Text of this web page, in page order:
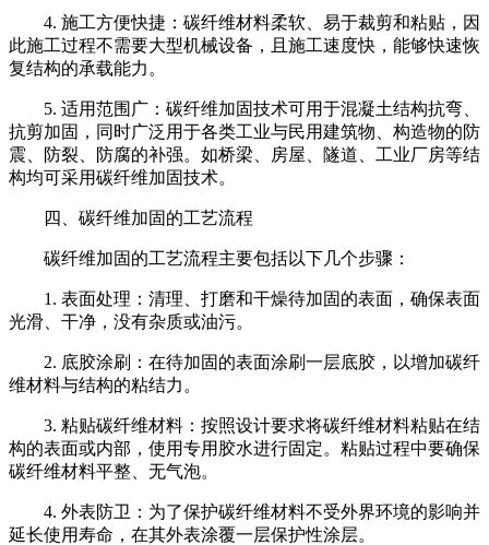
4. 施工方便快捷：碳纤维材料柔软、易于裁剪和粘贴，因
此施工过程不需要大型机械设备，且施工速度快，能够快速恢
复结构的承载能力。
5. 适用范围广：碳纤维加固技术可用于混凝土结构抗弯、
抗剪加固，同时广泛用于各类工业与民用建筑物、构造物的防
震、防裂、防腐的补强。如桥梁、房屋、隧道、工业厂房等结
构均可采用碳纤维加固技术。
四、碳纤维加固的工艺流程
碳纤维加固的工艺流程主要包括以下几个步骤：
1. 表面处理：清理、打磨和干燥待加固的表面，确保表面
光滑、干净，没有杂质或油污。
2. 底胶涂刷：在待加固的表面涂刷一层底胶，以增加碳纤
维材料与结构的粘结力。
3. 粘贴碳纤维材料：按照设计要求将碳纤维材料粘贴在结
构的表面或内部，使用专用胶水进行固定。粘贴过程中要确保
碳纤维材料平整、无气泡。
4. 外表防卫：为了保护碳纤维材料不受外界环境的影响并
延长使用寿命，在其外表涂覆一层保护性涂层。